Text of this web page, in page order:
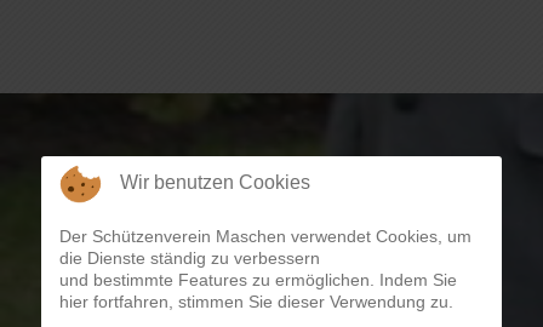
Wir benutzen Cookies
Der Schützenverein Maschen verwendet Cookies, um
die Dienste ständig zu verbessern
und bestimmte Features zu ermöglichen. Indem Sie
hier fortfahren, stimmen Sie dieser Verwendung zu.